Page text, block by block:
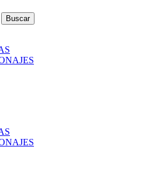
Buscar